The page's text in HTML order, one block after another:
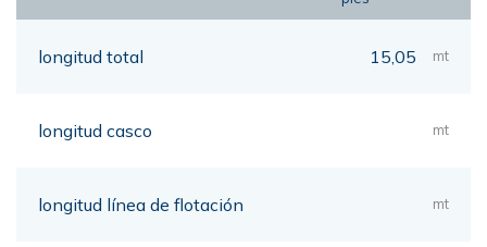
longitud total 15,05 mt
longitud casco mt
longitud línea de flotación mt